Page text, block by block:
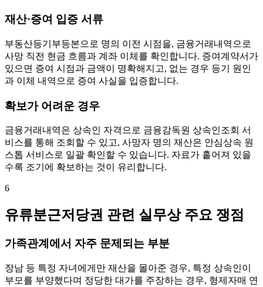
재산·증여 입증 서류
부동산등기부등본으로 명의 이전 시점을, 금융거래내역으로
사망 직전 현금 흐름과 계좌 이체를 확인합니다. 증여계약서가
있으면 증여 시점과 금액이 명확해지고, 없는 경우 등기 원인
과 이체 내역으로 증여 사실을 입증합니다.
확보가 어려운 경우
금융거래내역은 상속인 자격으로 금융감독원 상속인조회 서
비스를 통해 조회할 수 있고, 사망자 명의 재산은 안심상속 원
스톱 서비스로 일괄 확인할 수 있습니다. 자료가 흩어져 있을
수록 조기에 확보하는 것이 유리합니다.
6
유류분근저당권 관련 실무상 주요 쟁점
가족관계에서 자주 문제되는 부분
장남 등 특정 자녀에게만 재산을 몰아준 경우, 특정 상속인이
부모를 부양했다며 정당한 대가를 주장하는 경우, 형제자매 연